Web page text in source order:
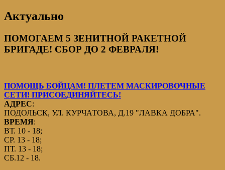
Актуально
ПОМОГАЕМ 5 ЗЕНИТНОЙ РАКЕТНОЙ
БРИГАДЕ! СБОР ДО 2 ФЕВРАЛЯ!
ПОМОЩЬ БОЙЦАМ! ПЛЕТЕМ МАСКИРОВОЧНЫЕ
СЕТИ! ПРИСОЕДИНЯЙТЕСЬ!
АДРЕС:
ПОДОЛЬСК, УЛ. КУРЧАТОВА, Д.19 "ЛАВКА ДОБРА".
ВРЕМЯ:
ВТ. 10 - 18;
СР. 13 - 18;
ПТ. 13 - 18;
СБ.12 - 18.